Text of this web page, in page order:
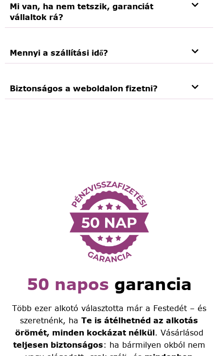
Mi van, ha nem tetszik, garanciát
vállaltok rá?
Mennyi a szállítási idő?
Biztonságos a weboldalon fizetni?
50 napos garancia
Több ezer alkotó választotta már a Festedét – és
szeretnénk, ha Te is átélhetnéd az alkotás
örömét, minden kockázat nélkül. Vásárlásod
teljesen biztonságos: ha bármilyen okból nem